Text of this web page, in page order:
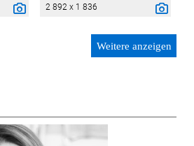
2 892 x 1 836
Weitere anzeigen